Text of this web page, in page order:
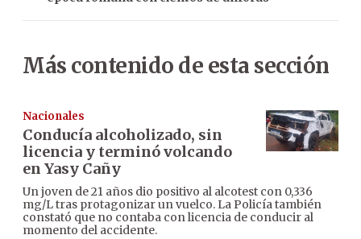
Más contenido de esta sección
Nacionales
Conducía alcoholizado, sin
licencia y terminó volcando
en Yasy Cañy
Un joven de 21 años dio positivo al alcotest con 0,336
mg/L tras protagonizar un vuelco. La Policía también
constató que no contaba con licencia de conducir al
momento del accidente.